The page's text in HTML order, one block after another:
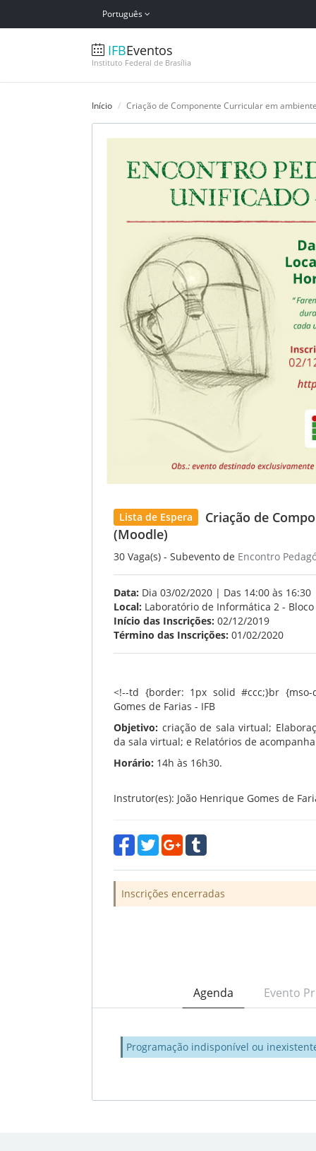
Português
IFBEventos
Instituto Federal de Brasília
Início Criação de Componente Curricular em
Lista de Espera
Criação de
(Moodle)
30 Vaga(s) - Subevento de Encontro
Data: Dia 03/02/2020 | Das 14:00 às 16:30
Local: Laboratório de Informática 2 -
Início das Inscrições: 02/12/2019
Término das Inscrições: 01/02/2020
<!--td {border: 1px solid #ccc;}br {mso-
Gomes de Farias - IFB
Objetivo: criação de sala virtual;
da sala virtual; e Relatórios de
Horário: 14h às 16h30.
Instrutor(es): João Henrique Gomes de
Inscrições encerradas
Agenda Evento
Programação indisponível ou